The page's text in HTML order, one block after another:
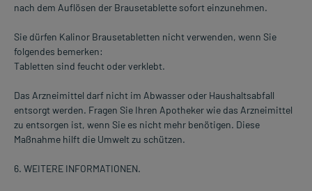
nach dem Auflösen der Brausetablette sofort einzunehmen.
Sie dürfen Kalinor Brausetabletten nicht verwenden, wenn Sie
folgendes bemerken:
Tabletten sind feucht oder verklebt.
Das Arzneimittel darf nicht im Abwasser oder Haushaltsabfall
entsorgt werden. Fragen Sie Ihren Apotheker wie das Arzneimittel
zu entsorgen ist, wenn Sie es nicht mehr benötigen. Diese
Maßnahme hilft die Umwelt zu schützen.
6. WEITERE INFORMATIONEN.